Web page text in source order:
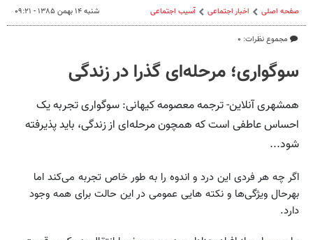
صفحه اصلی اخبار اجتماعی آسیب اجتماعی
مجموع نظرات: ۰
شنبه ۱۴ بهمن ۱۳۸۵ - ۰۹:۲۱
سوگواری؛ مرحله‌ای گذرا در زندگی
همشهری آنلاین- ترجمه معصومه کیهانی: سوگواری تجربه یک
احساس عاطفی است که همچون مرحله‌ای از زندگی، باید پذیرفته
شود...
اگر چه هر فردی این درد و اندوه را به طور خاص تجربه می‌کند اما
بهر‌حال ویژگی‌ها و نکته هایی عمومی در این حالت برای همه وجود
دارد.